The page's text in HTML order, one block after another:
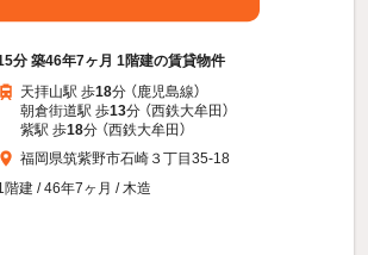
分 築46年7ヶ月 1階建の賃貸物件
天拝山駅 歩18分 （鹿児島線）
朝倉街道駅 歩13分 （西鉄大牟田）
紫駅 歩18分 （西鉄大牟田）
福岡県筑紫野市石崎３丁目35-18
階建 / 46年7ヶ月 / 木造